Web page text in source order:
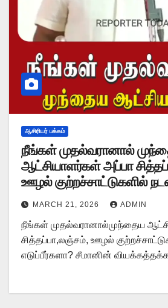
ஆசிரியர் பக்கம்
நீங்கள் முதல்வரானால் முந்தைய
ஆட்சியாளர்கள் அப்பா சித்தப்பா,லஞ்சம்,
ஊழல் குற்றச்சாட்டுகளில் நடவடிக்கை
எடுப்பீர்களா?
MARCH 21, 2026 ADMIN
நீங்கள் முதல்வரானால்முந்தைய
சித்தப்பா,லஞ்சம், ஊழல்
எடுப்பீர்களா? சீமானின்